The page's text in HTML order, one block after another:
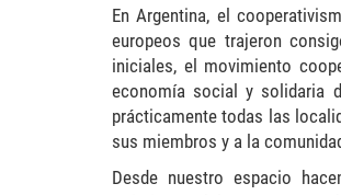
En Argentina, el
europeos que trajeron
iniciales, el movimiento
economía social y solidaria
prácticamente todas las
sus miembros y a la
Desde nuestro espacio